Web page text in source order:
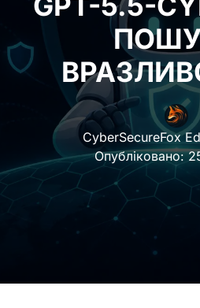
CyberSecureFox
Опубліковано: